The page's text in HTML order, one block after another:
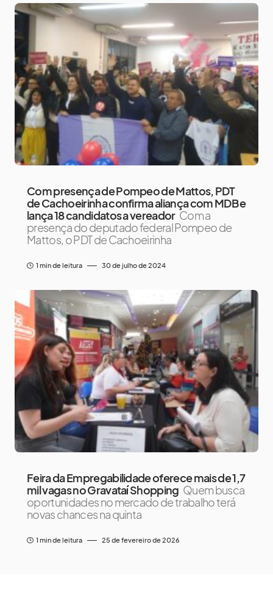
Com presença de Pompeo de Mattos, PDT
de Cachoeirinha confirma aliança com MDB e
lança 18 candidatos a vereador Com a
presença do deputado federal Pompeo de
Mattos, o PDT de Cachoeirinha
1 min de leitura 30 de julho de 2024
Feira da Empregabilidade oferece mais de 1,7
mil vagas no Gravataí Shopping Quem busca
oportunidades no mercado de trabalho terá
novas chances na quinta
1 min de leitura 25 de fevereiro de 2026